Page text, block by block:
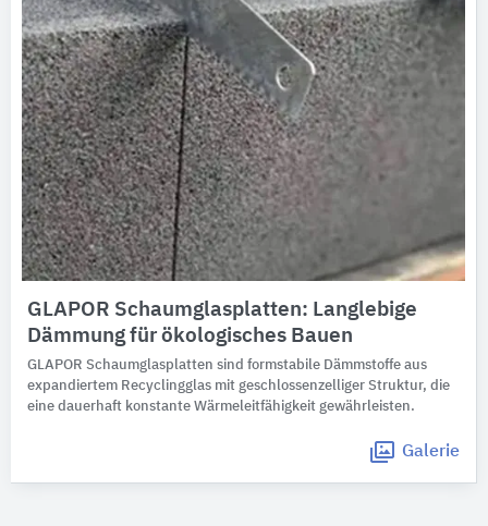
GLAPOR Schaumglasplatten: Langlebige
Dämmung für ökologisches Bauen
GLAPOR Schaumglasplatten sind formstabile Dämmstoffe aus
expandiertem Recyclingglas mit geschlossenzelliger Struktur, die
eine dauerhaft konstante Wärmeleitfähigkeit gewährleisten.
Galerie